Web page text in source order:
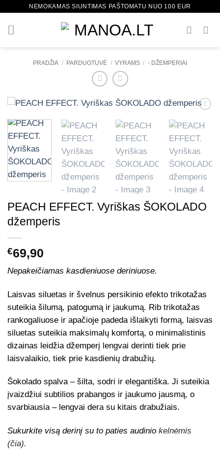
NEMOKAMAS SIUNTIMAS PAŠTOMATU NUO 100 EUR
PRADŽIA / PARDUOTUVĖ / VYRAMS / - DŽEMPERIAI
Mėgstamiausias
PEACH EFFECT. Vyriškas ŠOKOLADO
džemperis
€69,90
Nepakeičiamas kasdieniuose deriniuose.
Laisvas siluetas ir švelnus persikinio efekto trikotažas
suteikia šilumą, patogumą ir jaukumą. Rib trikotažas
rankogaliuose ir apačioje padeda išlaikyti formą, laisvas
siluetas suteikia maksimalų komfortą, o minimalistinis
dizainas leidžia džemperį lengvai derinti tiek prie
laisvalaikio, tiek prie kasdienių drabužių.
Šokolado spalva – šilta, sodri ir elegantiška. Ji suteikia
įvaizdžiui subtilios prabangos ir jaukumo jausmą, o
svarbiausia – lengvai dera su kitais drabužiais.
Sukurkite visą derinį su to paties audinio kelnėmis
(čia).